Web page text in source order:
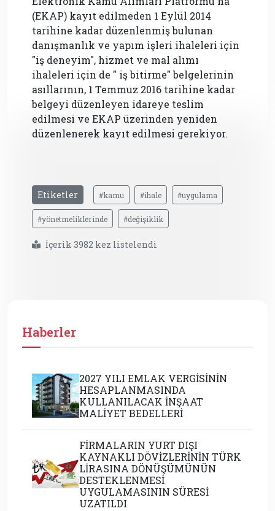
(EKAP) kayıt edilmeden 1 Eylül 2014
tarihine kadar düzenlenmiş bulunan
danışmanlık ve yapım işleri ihaleleri için
"iş deneyim", hizmet ve mal alımı
ihaleleri için de " iş bitirme" belgelerinin
asıllarının, 1 Temmuz 2016 tarihine kadar
belgeyi düzenleyen idareye teslim
edilmesi ve EKAP üzerinden yeniden
düzenlenerek kayıt edilmesi gerekiyor.
Etiketler #kamu #ihale #uygulama
#yönetmeliklerinde #değişiklik
İçerik 3982 kez listelendi
Haberler
2027 YILI EMLAK VERGİSİNİN
HESAPLANMASINDA
KULLANILACAK İNŞAAT
MALİYET BEDELLERİ
FİRMALARIN YURT DIŞI
KAYNAKLI DÖVİZLERİNİN TÜRK
LİRASINA DÖNÜŞÜMÜNÜN
DESTEKLENMESİ
UYGULAMASININ SÜRESİ
UZATILDI